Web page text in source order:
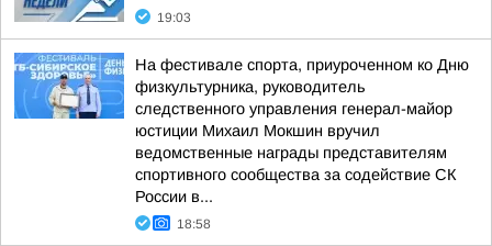
19:03
На фестивале спорта, приуроченном ко Дню
физкультурника, руководитель
следственного управления генерал-майор
юстиции Михаил Мокшин вручил
ведомственные награды представителям
спортивного сообщества за содействие СК
России в...
18:58